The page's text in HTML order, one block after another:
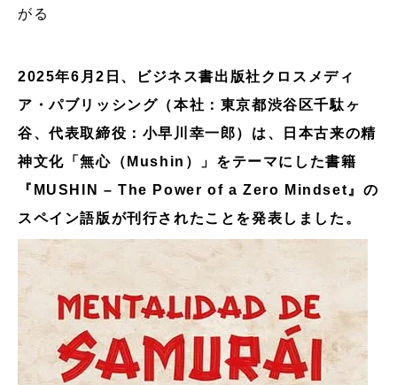
がる
2025年6月2日、ビジネス書出版社クロスメディ
ア・パブリッシング（本社：東京都渋谷区千駄ヶ
谷、代表取締役：小早川幸一郎）は、日本古来の精
神文化「無心（Mushin）」をテーマにした書籍
『MUSHIN – The Power of a Zero Mindset』の
スペイン語版が刊行されたことを発表しました。